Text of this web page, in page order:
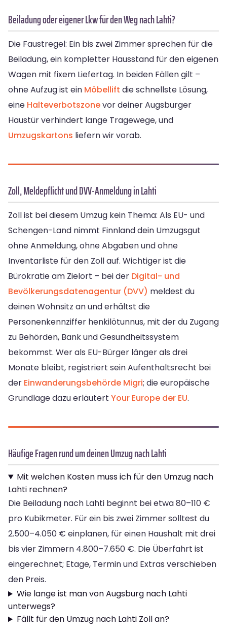
Beiladung oder eigener Lkw für den Weg nach Lahti?
Die Faustregel: Ein bis zwei Zimmer sprechen für die
Beiladung, ein kompletter Hausstand für den eigenen
Wagen mit fixem Liefertag. In beiden Fällen gilt –
ohne Aufzug ist ein Möbellift die schnellste Lösung,
eine Halteverbotszonevor deiner Augsburger
Haustür verhindert lange Tragewege, und
Umzugskartons liefern wir vorab.
Zoll, Meldepflicht und DVV-Anmeldung in Lahti
Zoll ist bei diesem Umzug kein Thema: Als EU- und
Schengen-Land nimmt Finnland dein Umzugsgut
ohne Anmeldung, ohne Abgaben und ohne
Inventarliste für den Zoll auf. Wichtiger ist die
Bürokratie am Zielort – bei der Digital- und
Bevölkerungsdatenagentur (DVV) meldest du
deinen Wohnsitz an und erhältst die
Personenkennziffer henkilötunnus, mit der du Zugang
zu Behörden, Bank und Gesundheitssystem
bekommst. Wer als EU-Bürger länger als drei
Monate bleibt, registriert sein Aufenthaltsrecht bei
der Einwanderungsbehörde Migri; die europäische
Grundlage dazu erläutert Your Europe der EU.
Häufige Fragen rund um deinen Umzug nach Lahti
Mit welchen Kosten muss ich für den Umzug nach
Lahti rechnen?
Die Beiladung nach Lahti beginnt bei etwa 80–110 €
pro Kubikmeter. Für ein bis zwei Zimmer solltest du
2.500–4.050 € einplanen, für einen Haushalt mit drei
bis vier Zimmern 4.800–7.650 €. Die Überfahrt ist
eingerechnet; Etage, Termin und Extras verschieben
den Preis.
Wie lange ist man von Augsburg nach Lahti
unterwegs?
Fällt für den Umzug nach Lahti Zoll an?